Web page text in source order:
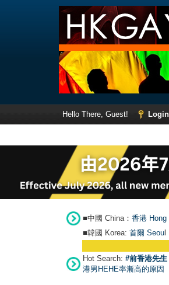
Hello There, Guest! Login
■中國 China： 香港 Hong
■韓國 Korea: 首爾 Seou
Hot Search: #前香港先
港男HEHE率漸高的原因